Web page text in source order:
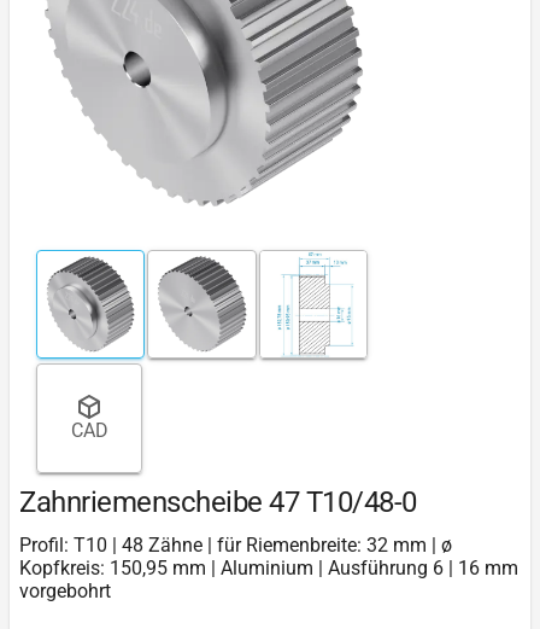
CAD
Zahnriemenscheibe 47 T10/48-0
Profil: T10 | 48 Zähne | für Riemenbreite: 32 mm | ø
Kopfkreis: 150,95 mm | Aluminium | Ausführung 6 | 16 mm
vorgebohrt